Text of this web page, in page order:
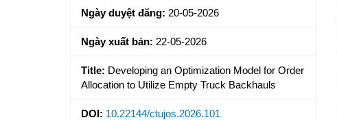
Ngày duyệt đăng: 20-05-2026
Ngày xuất bản: 22-05-2026
Title: Developing an Optimization Model for Order
Allocation to Utilize Empty Truck Backhauls
DOI: 10.22144/ctujos.2026.101